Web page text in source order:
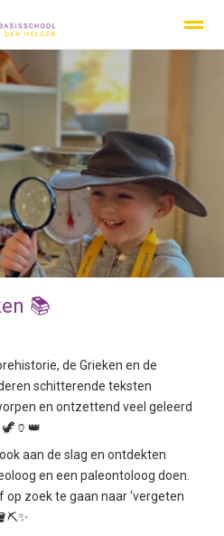
Ouderbeleidsplan
Zoeken Agenda
● ● ● ●
📚
de Grieken en de
schitterende teksten
en ontzettend veel geleerd
aan de slag en ontdekten
en een paleontoloog doen.
op zoek te gaan naar ‘vergeten